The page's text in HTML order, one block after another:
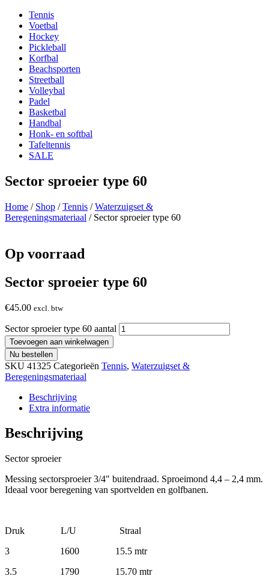
Tennis
Voetbal
Hockey
Pickleball
Korfbal
Beachsporten
Streetball
Volleybal
Padel
Basketbal
Handbal
Honk- en softbal
Tafeltennis
SALE
Sector sproeier type 60
Home / Shop /Tennis /Waterzuigset &
Beregeningsmateriaal / Sector sproeier type 60
Op voorraad
Sector sproeier type 60
€45.00 excl. btw
Sector sproeier type 60 aantal
Toevoegen aan winkelwagen
Nu bestellen
SKU 41325 Categorieën Tennis, Waterzuigset &
Beregeningsmateriaal
Beschrijving
Extra informatie
Beschrijving
Sector sproeier
Messing sectorsproeier 3/4″ buitendraad. Sproeimond 4,4 – 2,4 mm.
Ideaal voor beregening van sportvelden en golfbanen.
Druk L/U Straal
3 1600 15.5 mtr
3.5 1790 15.70 mtr